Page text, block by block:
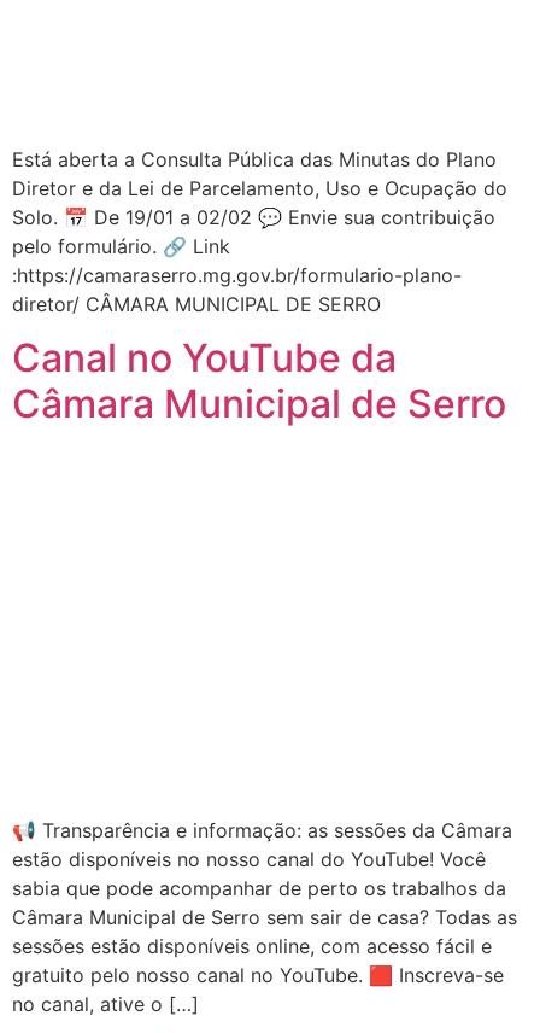
Está aberta a Consulta Pública das Minutas do Plano
Diretor e da Lei de Parcelamento, Uso e Ocupação do
Solo. 📅 De 19/01 a 02/02 💬 Envie sua contribuição
pelo formulário. 🔗 Link
:https://camaraserro.mg.gov.br/formulario-plano-
diretor/ CÂMARA MUNICIPAL DE SERRO
Canal no YouTube da
Câmara Municipal de Serro
📢 Transparência e informação: as sessões da Câmara
estão disponíveis no nosso canal do YouTube! Você
sabia que pode acompanhar de perto os trabalhos da
Câmara Municipal de Serro sem sair de casa? Todas as
sessões estão disponíveis online, com acesso fácil e
gratuito pelo nosso canal no YouTube. 🟥 Inscreva-se
no canal, ative o […]